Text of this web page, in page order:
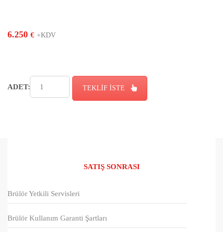
6.250 € +KDV
ADET: TEKLİF İSTE
SATIŞ SONRASI
Brülör Yetkili Servisleri
Brülör Kullanım Garanti Şartları